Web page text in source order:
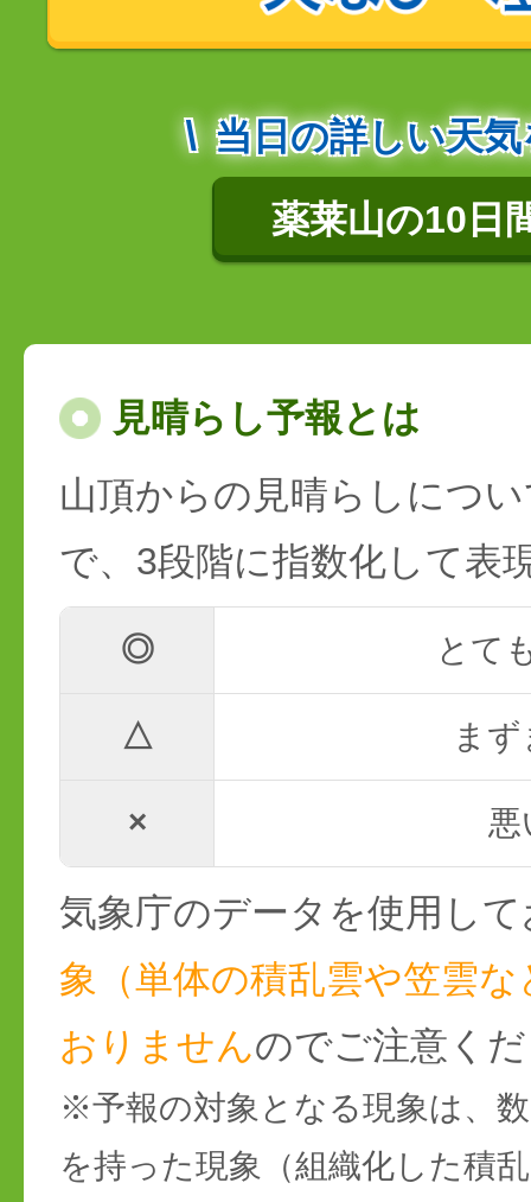
当日の詳しい天
薬莱山の10日
見晴らし予報とは
山頂からの見晴らしにつ
で、3段階に指数化して表
◎ とて
△ ま
× 悪
気象庁のデータを使用し
象（単体の積乱雲や笠雲
おりませんのでご注意く
※予報の対象となる現象は、
を持った現象（組織化した積